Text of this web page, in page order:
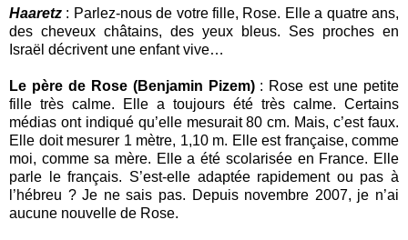
Haaretz : Parlez-nous de votre fille, Rose. Elle a quatre ans,
des cheveux châtains, des yeux bleus. Ses proches en
Israël décrivent une enfant vive…
Le père de Rose (Benjamin Pizem): Rose est une petite
fille très calme. Elle a toujours été très calme. Certains
médias ont indiqué qu’elle mesurait 80 cm. Mais, c’est faux.
Elle doit mesurer 1 mètre, 1,10 m. Elle est française, comme
moi, comme sa mère. Elle a été scolarisée en France. Elle
parle le français. S’est-elle adaptée rapidement ou pas à
l’hébreu ? Je ne sais pas. Depuis novembre 2007, je n’ai
aucune nouvelle de Rose.